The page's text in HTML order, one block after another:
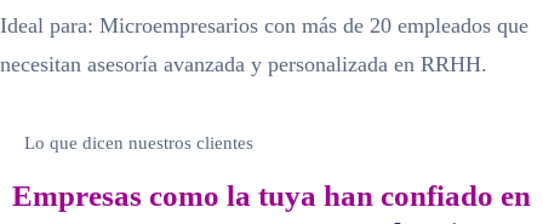
Ideal para: Microempresarios con más de 20 empleados que
necesitan asesoría avanzada y personalizada en RRHH.
Lo que dicen nuestros clientes
Empresas como la tuya han confiado en